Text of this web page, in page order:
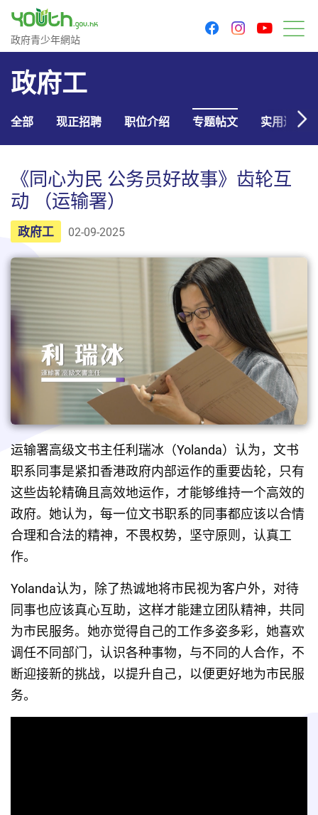
政府青少年网站
政府青少年網站
facebookinstagram
政府工
全部 现正招聘 职位介绍 专题帖文 实用连结
《同心为民 公务员好故事》齿轮互
动 （运输署）
政府工 02-09-2025
运输署高级文书主任利瑞冰（Yolanda）认为，文书
职系同事是紧扣香港政府内部运作的重要齿轮，只有
这些齿轮精确且高效地运作，才能够维持一个高效的
政府。她认为，每一位文书职系的同事都应该以合情
合理和合法的精神，不畏权势，坚守原则，认真工
作。
Yolanda认为，除了热诚地将市民视为客户外，对待
同事也应该真心互助，这样才能建立团队精神，共同
为市民服务。她亦觉得自己的工作多姿多彩，她喜欢
调任不同部门，认识各种事物，与不同的人合作，不
断迎接新的挑战，以提升自己，以便更好地为市民服
务。